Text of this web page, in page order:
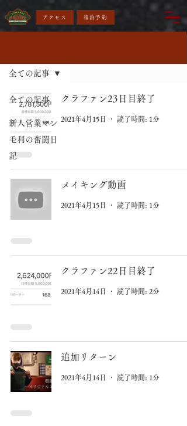
アクセス 宿泊予約
全ての記事
新人営業マン
毛利の奮闘日
記
全ての記事
クラファン23日目終了
2021年4月15日 読了時間: 1分
メイキング動画
2021年4月15日 読了時間: 1分
クラファン22日目終了
2021年4月14日 読了時間: 2分
追加リターン
2021年4月14日 読了時間: 1分